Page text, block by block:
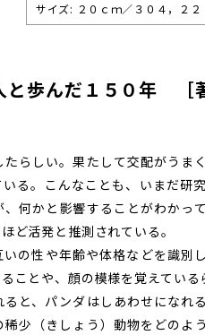
サイズ: ２０ｃｍ／３０４，２２
歩んだ１５０年 ［
らしい。果たして交配がうま
る。こんなことも、いまだ研
何かと影響することがわかっ
ど活発と推測されている。
の性や年齢や体格などを識別
ことや、顔の模様を覚えている
と、パンダはしあわせにな
少（きしょう）動物をどのよ